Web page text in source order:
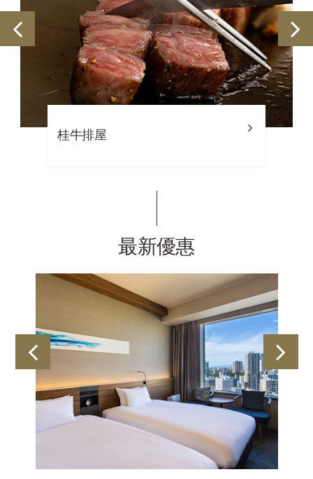
桂牛排屋
最新優惠